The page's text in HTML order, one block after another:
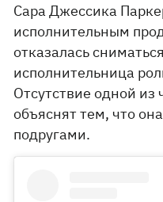
Сара Джессика
исполнительным
отказалась
исполнительница
Отсутствие одной из
объяснят тем, что
подругами.